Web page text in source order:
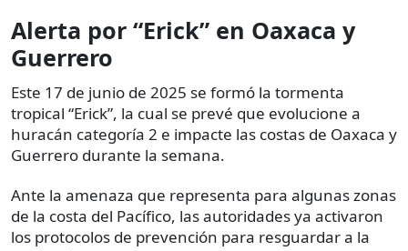
Alerta por “Erick” en Oaxaca y
Guerrero
Este 17 de junio de 2025 se formó la tormenta
tropical “Erick”, la cual se prevé que evolucione a
huracán categoría 2 e impacte las costas de Oaxaca y
Guerrero durante la semana.
Ante la amenaza que representa para algunas zonas
de la costa del Pacífico, las autoridades ya activaron
los protocolos de prevención para resguardar a la